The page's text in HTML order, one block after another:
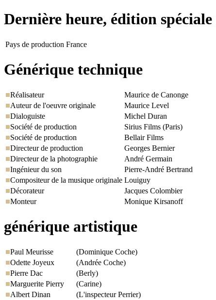
Dernière heure, édition spéciale
Pays de production France
Générique technique
Réalisateur
Maurice de Canonge
Auteur de l'oeuvre originale
Maurice Level
Dialoguiste
Michel Duran
Société de production
Sirius Films (Paris)
Société de production
Bellair Films
Directeur de production
Georges Bernier
Directeur de la photographie
André Germain
Ingénieur du son
Pierre-André Bertrand
Compositeur de la musique originale Louiguy
Décorateur
Jacques Colombier
Monteur
Monique Kirsanoff
générique artistique
Paul Meurisse
(Dominique Coche)
Odette Joyeux
(Andrée Coche)
Pierre Dac
(Berly)
Marguerite Pierry
(Carine)
Albert Dinan
(L'inspecteur Perrier)